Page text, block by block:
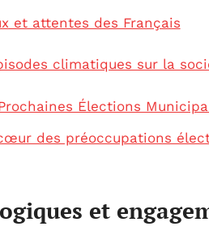
et attentes des Français
climatiques sur la
Élections
des préoccupations
et